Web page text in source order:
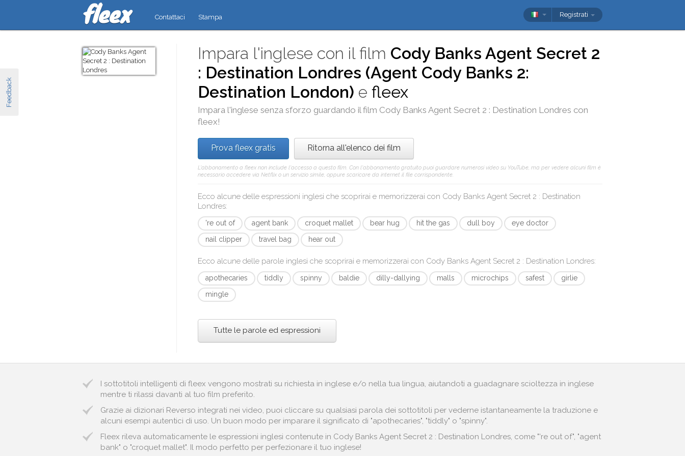
Feedback
Contattaci Stampa Registrati
Impara l'inglese con il film Cody Banks Agent Secret 2
: Destination Londres (Agent Cody Banks 2:
Destination London) e fleex
Impara l'inglese senza sforzo guardando il film Cody Banks Agent Secret 2 : Destination Londres con
fleex!
Prova fleex gratis Ritorna all'elenco dei film
L'abbonamento a fleex non include l'accesso a questo film. Con l'abbonamento gratuito puoi guardare numerosi video su YouTube, ma per vedere alcuni film è
necessario accedere via Netflix o un servizio simile, oppure scaricare da internet il file corrispondente.
Ecco alcune delle espressioni inglesi che scoprirai e memorizzerai con Cody Banks Agent Secret 2 : Destination
Londres:
're out of agent bank croquet mallet bear hug hit the gas dull boy
eye doctor
nail clipper
travel bag hear out
Ecco alcune delle parole inglesi che scoprirai e memorizzerai con Cody Banks Agent Secret 2 : Destination Londres:
apothecaries tiddly spinny baldie dilly-dallying malls microchips safest
girlie
mingle
Tutte le parole ed espressioni
I sottotitoli intelligenti di fleex vengono mostrati su richiesta in inglese e/o nella tua lingua, aiutandoti a guadagnare scioltezza in inglese
mentre ti rilassi davanti al tuo film preferito.
Grazie ai dizionari Reverso integrati nei video, puoi cliccare su qualsiasi parola dei sottotitoli per vederne istantaneamente la traduzione e
alcuni esempi autentici di uso. Un buon modo per imparare il significato di "apothecaries", "tiddly" o "spinny".
Fleex rileva automaticamente le espressioni inglesi contenute in Cody Banks Agent Secret 2 : Destination Londres, come "'re out of", "agent
bank" o "croquet mallet". Il modo perfetto per perfezionare il tuo inglese!